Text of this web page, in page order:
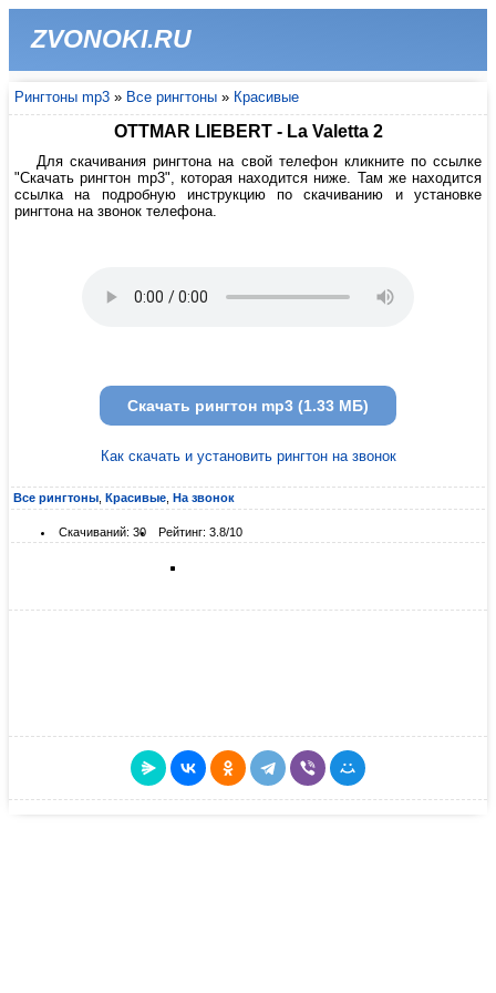
ZVONOKI.RU
Рингтоны mp3 » Все рингтоны » Красивые
OTTMAR LIEBERT - La Valetta 2
Для скачивания рингтона на свой телефон кликните по ссылке
"Скачать рингтон mp3", которая находится ниже. Там же находится
ссылка на подробную инструкцию по скачиванию и установке
рингтона на звонок телефона.
Скачать рингтон mp3 (1.33 МБ)
Как скачать и установить рингтон на звонок
Все рингтоны Красивые На звонок
Скачиваний: 30 Рейтинг: 3.8/10